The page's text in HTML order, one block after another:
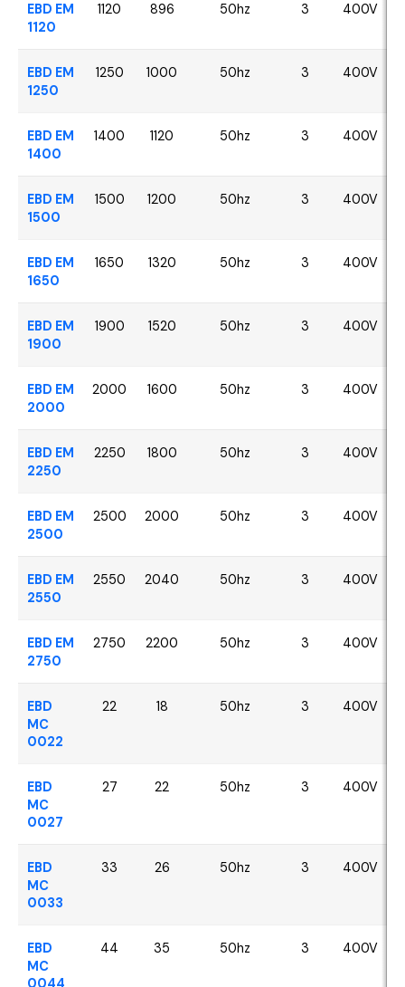
EBD EM
1120
1120 896 50hz 3 400V
EBD EM
1250
1250 1000 50hz 3 400V
EBD EM
1400
1400 1120 50hz 3 400V
EBD EM
1500
1500 1200 50hz 3 400V
EBD EM
1650
1650 1320 50hz 3 400V
EBD EM
1900
1900 1520 50hz 3 400V
EBD EM
2000
2000 1600 50hz 3 400V
EBD EM
2250
2250 1800 50hz 3 400V
EBD EM
2500
2500 2000 50hz 3 400V
EBD EM
2550
2550 2040 50hz 3 400V
EBD EM
2750
2750 2200 50hz 3 400V
EBD
MC
0022
22 18 50hz 3 400V
EBD
MC
0027
27 22 50hz 3 400V
EBD
MC
0033
33 26 50hz 3 400V
EBD
MC
0044
44 35 50hz 3 400V